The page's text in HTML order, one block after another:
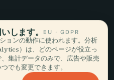
、旅の途上で、雲の上で作ってい
します。 EU · GDPR
ョンの動作に使われます。分析
）は、どのページが役立っ
集計データのみで、広告や販売
でも変更できます。